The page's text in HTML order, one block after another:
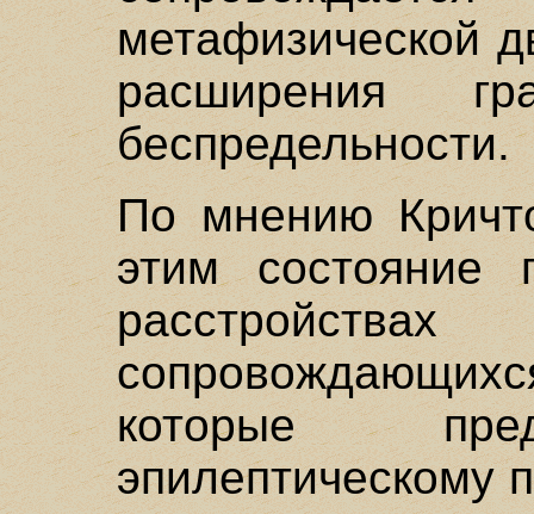
метафизической
расширения
беспредельности.
По мнению
этим состояние
которые
эпилептическому